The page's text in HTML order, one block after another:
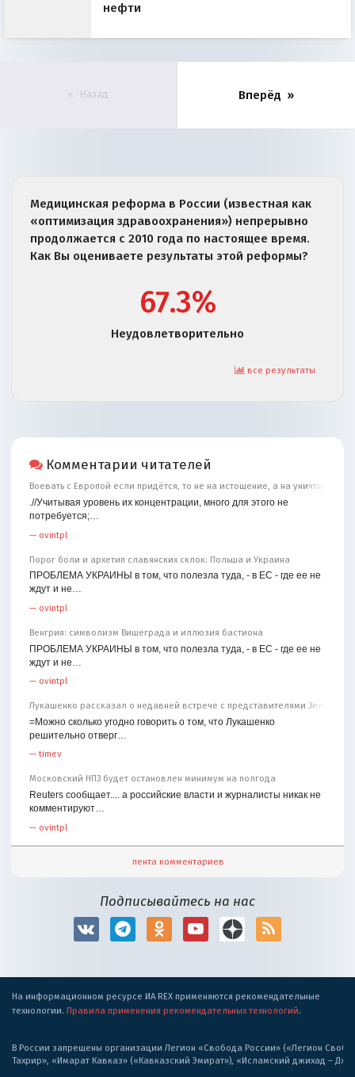
нефти
Назад Вперёд
Медицинская реформа в России (известная как
«оптимизация здравоохранения») непрерывно
продолжается с 2010 года по настоящее время.
Как Вы оцениваете результаты этой реформы?
67.3%
Неудовлетворительно
все результаты
Комментарии читателей
Воевать с Европой если придётся, то не на истощение, а на уничтожение
.//Учитывая уровень их концентрации, много для этого не
потребуется;…
— ovintpl
Порог боли и архетип славянских склок: Польша и Украина
ПРОБЛЕМА УКРАИНЫ в том, что полезла туда, - в ЕС - где ее не
ждут и не…
— ovintpl
Венгрия: символизм Вишеграда и иллюзия бастиона
ПРОБЛЕМА УКРАИНЫ в том, что полезла туда, - в ЕС - где ее не
ждут и не…
— ovintpl
Лукашенко рассказал о недавней встрече с представителями
=Можно сколько угодно говорить о том, что Лукашенко
решительно отверг…
—timev
Московский НПЗ будет остановлен минимум на полгода
Reuters сообщает.... а российские власти и журналисты никак не
комментируют…
— ovintpl
лента комментариев
Подписывайтесь на нас
На информационном ресурсе ИА REX применяются рекомендательные
технологии. Правила применения рекомендательных технологий.
В России запрещены организации Легион «Свобода России» («Легион
Тахрир», «Имарат Кавказ» («Кавказский Эмират»), «Исламский джихад –